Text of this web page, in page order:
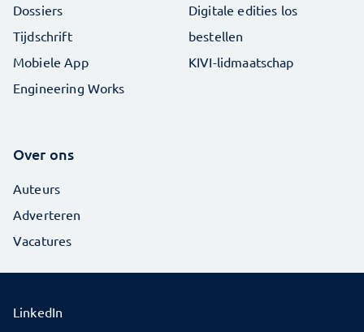
Dossiers
Tijdschrift
Mobiele App
Engineering Works
Digitale edities los
bestellen
KIVI-lidmaatschap
Over ons
Auteurs
Adverteren
Vacatures
LinkedIn